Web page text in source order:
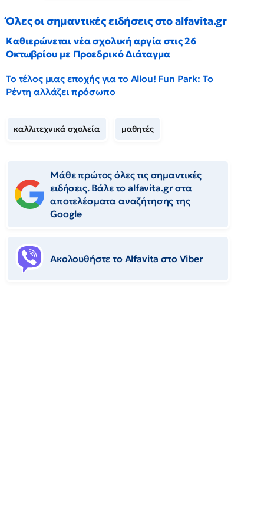
Όλες οι σημαντικές ειδήσεις στο alfavita.gr
Καθιερώνεται νέα σχολική αργία στις 26
Οκτωβρίου με Προεδρικό Διάταγμα
Το τέλος μιας εποχής για το Allou! Fun Park: Το
Ρέντη αλλάζει πρόσωπο
καλλιτεχνικά σχολεία μαθητές
Μάθε πρώτος όλες τις σημαντικές
ειδήσεις. Βάλε το alfavita.gr στα
αποτελέσματα αναζήτησης της
Google
Ακολουθήστε το Αlfavita στο Viber